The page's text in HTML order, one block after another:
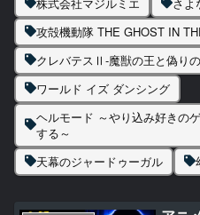
株式会社マジルミエ
さよ
攻殻機動隊 THE GHOST IN
クレバテスⅡ-魔獣の王と偽り
ワールド イズ ダンシング
ヘルモード ～やり込み好きの
する～
天幕のジャードゥーガル